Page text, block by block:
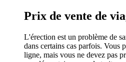
Prix de vente de
L'érection est un problème de
dans certains cas parfois. Vous
ligne, mais vous ne devez pas